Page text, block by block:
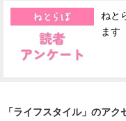
ねと
ます
「ライフスタイル」のアク